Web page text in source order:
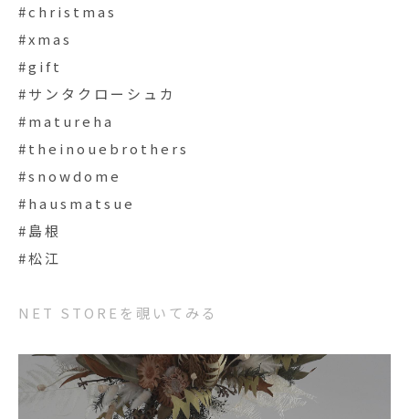
#christmas
#xmas
#gift
#サンタクローシュカ
#matureha
#theinouebrothers
#snowdome
#hausmatsue
#島根
#松江
NET STOREを覗いてみる